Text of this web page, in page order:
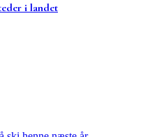
i landet